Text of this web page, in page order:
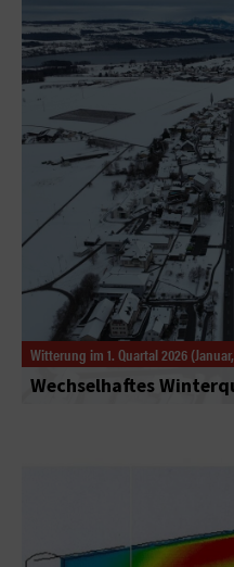
Wechselhaftes
Witterung im 1. Quartal 2026